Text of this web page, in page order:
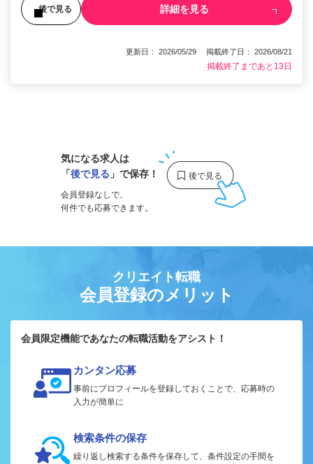
後で見る 詳細を見る
更新日： 2026/05/29 掲載終了日： 2026/08/21
掲載終了まであと13日
気になる求人は
「後で見る 」で保存！
会員登録なしで、
何件でも応募できます。
クリエイト転職
会員登録のメリット
会員限定機能であなたの転職活動をアシスト！
カンタン応募
事前にプロフィールを登録しておくことで、応募時の
入力が簡単に
検索条件の保存
繰り返し検索する条件を保存して、条件設定の手間を